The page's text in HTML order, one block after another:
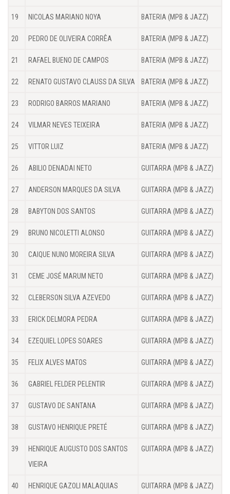
19 NICOLAS MARIANO NOYA BATERIA (MPB & JAZZ)
20 PEDRO DE OLIVEIRA CORRÊA BATERIA (MPB & JAZZ)
21 RAFAEL BUENO DE CAMPOS BATERIA (MPB & JAZZ)
22 RENATO GUSTAVO CLAUSS DA SILVA BATERIA (MPB & JAZZ)
23 RODRIGO BARROS MARIANO BATERIA (MPB & JAZZ)
24 VILMAR NEVES TEIXEIRA BATERIA (MPB & JAZZ)
25 VITTOR LUIZ BATERIA (MPB & JAZZ)
26 ABILIO DENADAI NETO GUITARRA (MPB & JAZZ)
27 ANDERSON MARQUES DA SILVA GUITARRA (MPB & JAZZ)
28 BABYTON DOS SANTOS GUITARRA (MPB & JAZZ)
29 BRUNO NICOLETTI ALONSO GUITARRA (MPB & JAZZ)
30 CAIQUE NUNO MOREIRA SILVA GUITARRA (MPB & JAZZ)
31 CEME JOSÉ MARUM NETO GUITARRA (MPB & JAZZ)
32 CLEBERSON SILVA AZEVEDO GUITARRA (MPB & JAZZ)
33 ERICK DELMORA PEDRA GUITARRA (MPB & JAZZ)
34 EZEQUIEL LOPES SOARES GUITARRA (MPB & JAZZ)
35 FELIX ALVES MATOS GUITARRA (MPB & JAZZ)
36 GABRIEL FELDER PELENTIR GUITARRA (MPB & JAZZ)
37 GUSTAVO DE SANTANA GUITARRA (MPB & JAZZ)
38 GUSTAVO HENRIQUE PRETÉ GUITARRA (MPB & JAZZ)
39
HENRIQUE AUGUSTO DOS SANTOS
VIEIRA
GUITARRA (MPB & JAZZ)
40 HENRIQUE GAZOLI MALAQUIAS GUITARRA (MPB & JAZZ)